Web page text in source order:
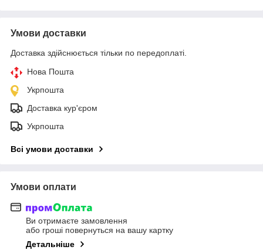
Умови доставки
Доставка здійснюється тільки по передоплаті.
Нова Пошта
Укрпошта
Доставка кур'єром
Укрпошта
Всі умови доставки
Умови оплати
Ви отримаєте замовлення
або гроші повернуться на вашу картку
Детальніше